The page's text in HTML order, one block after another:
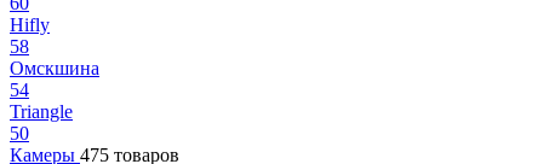
Hifly
58
Омскшина
54
Triangle
50
Камеры 475 товаров